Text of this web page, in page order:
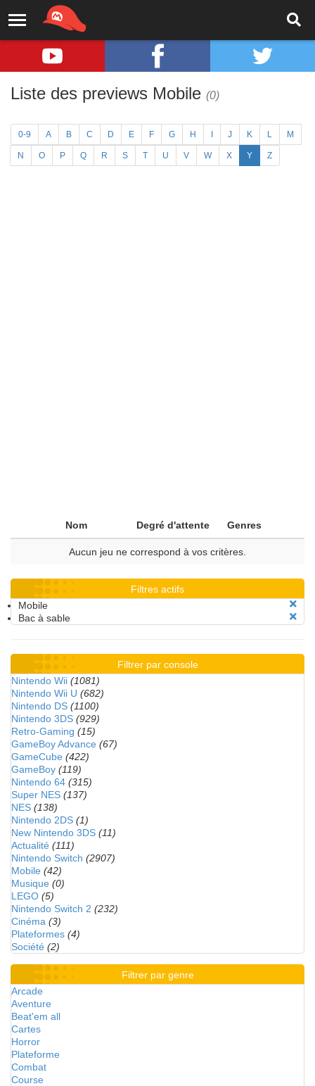
Liste des previews Mobile (0)
0-9 A B C D E F G H J K L M
N O P Q R S T U V W X Y Z
Nom Degré d'attente Genres
Aucun jeu ne correspond à vos critères.
Filtres actifs
Mobile
Bac à sable
Filtrer par console
Nintendo Wii (1081)
Nintendo Wii U (682)
Nintendo DS (1100)
Nintendo 3DS (929)
Retro-Gaming (15)
GameBoy Advance (67)
GameCube (422)
GameBoy (119)
Nintendo 64 (315)
Super NES (137)
NES (138)
Nintendo 2DS (1)
New Nintendo 3DS (11)
Actualité (111)
Nintendo Switch (2907)
Mobile (42)
Musique (0)
LEGO (5)
Nintendo Switch 2 (232)
Cinéma (3)
Plateformes (4)
Société (2)
Filtrer par genre
Arcade
Aventure
Beat'em all
Cartes
Horror
Plateforme
Combat
Course